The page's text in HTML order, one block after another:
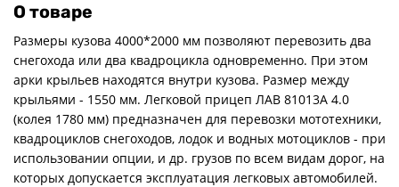
О товаре
Размеры кузова 4000*2000 мм позволяют перевозить два
снегохода или два квадроцикла одновременно. При этом
арки крыльев находятся внутри кузова. Размер между
крыльями - 1550 мм. Легковой прицеп ЛАВ 81013А 4.0
(колея 1780 мм) предназначен для перевозки мототехники,
квадроциклов снегоходов, лодок и водных мотоциклов - при
использовании опции, и др. грузов по всем видам дорог, на
которых допускается эксплуатация легковых автомобилей.